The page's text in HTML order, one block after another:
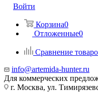
Войти
Корзина0
Отложенные0
Сравнение
info@artemida-hunter.ru
Для коммерческих
г. Москва, ул.